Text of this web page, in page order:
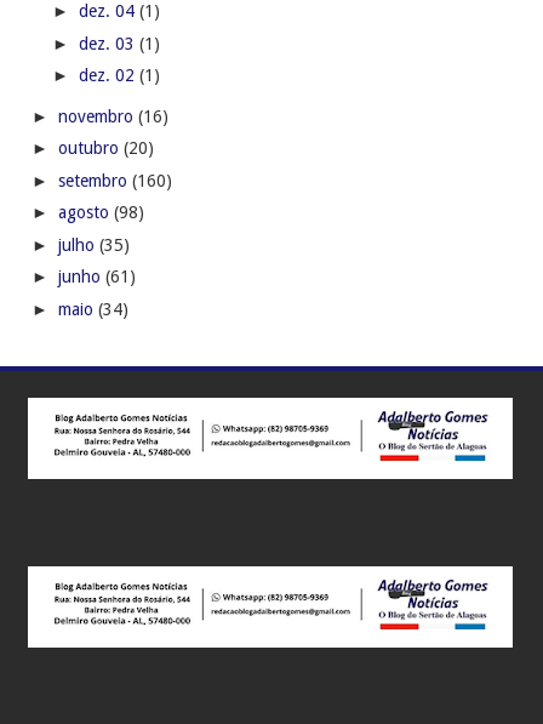
► dez. 04 (1)
► dez. 03 (1)
► dez. 02 (1)
► novembro (16)
► outubro (20)
► setembro (160)
► agosto (98)
► julho (35)
► junho (61)
► maio (34)